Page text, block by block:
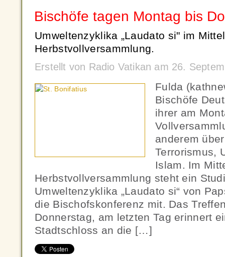
Bischöfe tagen Montag bis
Umweltenzyklika „Laudato si" im
Herbstvollversammlung.
Erstellt von Radio Vatikan am 26.
Fulda
Bischöfe
ihrer am
anderem
Terrorismus,
Islam. Im
Herbstvollversammlung steht ein
Umweltenzyklika „Laudato si“ von
die Bischofskonferenz mit. Das
Donnerstag, am letzten Tag erinnert
Stadtschloss an die […]